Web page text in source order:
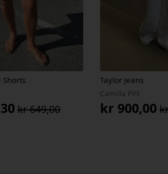
Shorts
kr649,00
Taylor Jeans
Camilla Pihl
kr 900,00